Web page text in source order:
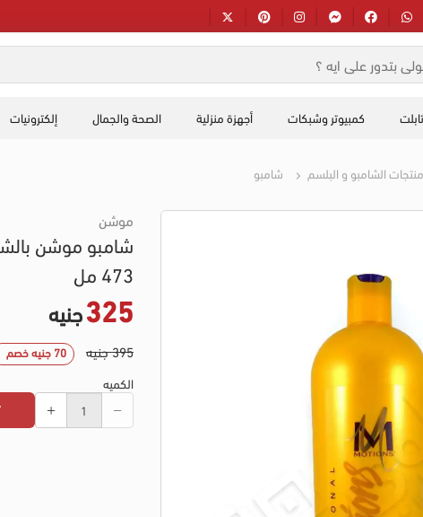
كمبيوتر وشبكات أجهزة منزلية الصحة والجمال إلكترونيات
منتجات الشامبو و البلسم شامبو
موشن
شامبو موشن
473 مل
325جنيه
395 جنيه 70 جنيه خصم
الكميه